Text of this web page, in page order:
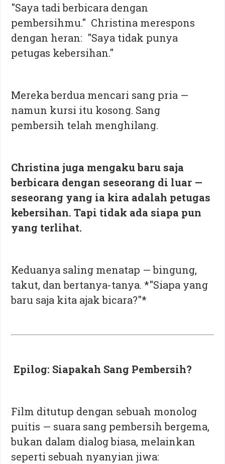
"Saya tadi berbicara dengan
pembersihmu." Christina merespons
dengan heran: "Saya tidak punya
petugas kebersihan."
Mereka berdua mencari sang pria —
namun kursi itu kosong. Sang
pembersih telah menghilang.
Christina juga mengaku baru saja
berbicara dengan seseorang di luar —
seseorang yang ia kira adalah petugas
kebersihan. Tapi tidak ada siapa pun
yang terlihat.
Keduanya saling menatap — bingung,
takut, dan bertanya-tanya. *"Siapa yang
baru saja kita ajak bicara?"*
Epilog: Siapakah Sang Pembersih?
Film ditutup dengan sebuah monolog
puitis — suara sang pembersih bergema,
bukan dalam dialog biasa, melainkan
seperti sebuah nyanyian jiwa: